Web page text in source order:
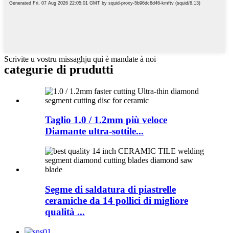
Scrivite u vostru missaghju quì è mandate à noi
categurie di prudutti
Taglio 1.0 / 1.2mm più veloce
Diamante ultra-sottile...
Segme di saldatura di piastrelle
ceramiche da 14 pollici di migliore
qualità ...